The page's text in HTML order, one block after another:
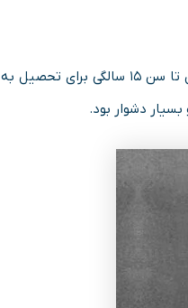
در سال ۱۹۱۷، مادرش با یک مهندس فنی ازدواج کرد و بدین ترتیب، دوران خوشی او پایان یافت. پل تا سن ۱۵ سالگی برای تحصیل به
دشوار بود.